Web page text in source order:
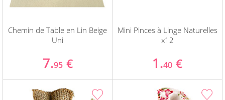
Chemin de Table en Lin Beige
Uni
7.95 €
Mini Pinces à Linge Naturelles
x12
1.40 €